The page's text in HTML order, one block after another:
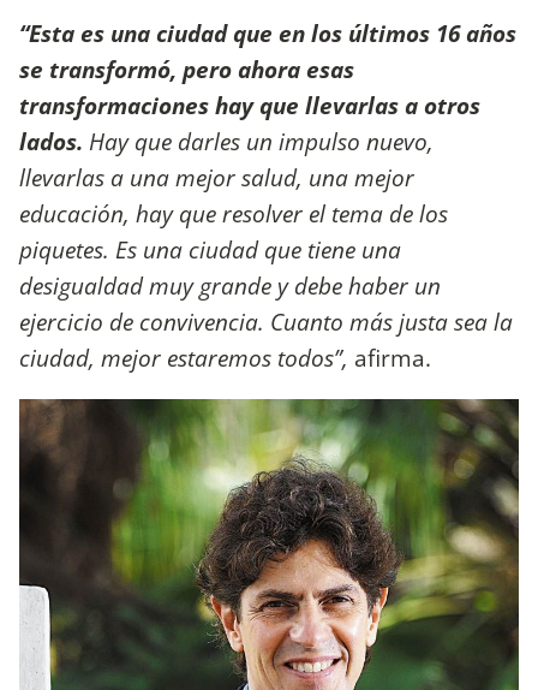
“Esta es una ciudad que en los últimos 16 años
se transformó, pero ahora esas
transformaciones hay que llevarlas a otros
lados. Hay que darles un impulso nuevo,
llevarlas a una mejor salud, una mejor
educación, hay que resolver el tema de los
piquetes. Es una ciudad que tiene una
desigualdad muy grande y debe haber un
ejercicio de convivencia. Cuanto más justa sea la
ciudad, mejor estaremos todos”, afirma.